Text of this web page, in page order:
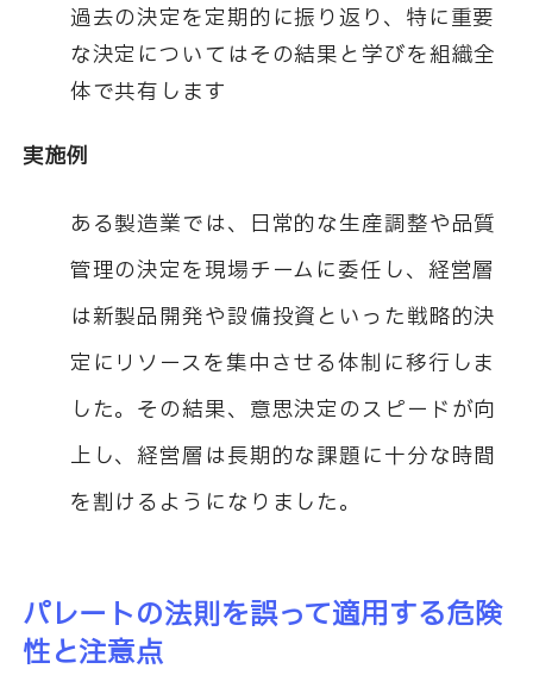
過去の決定を定期的に振り返り、特に重要
な決定についてはその結果と学びを組織全
体で共有します
実施例
ある製造業では、日常的な生産調整や品質
管理の決定を現場チームに委任し、経営層
は新製品開発や設備投資といった戦略的決
定にリソースを集中させる体制に移行しま
した。その結果、意思決定のスピードが向
上し、経営層は長期的な課題に十分な時間
を割けるようになりました。
パレートの法則を誤って適用する危険
性と注意点